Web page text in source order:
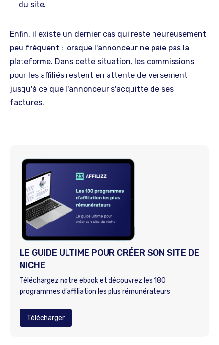
du site.
Enfin, il existe un dernier cas qui reste heureusement
peu fréquent : lorsque l'annonceur ne paie pas la
plateforme. Dans cette situation, les commissions
pour les affiliés restent en attente de versement
jusqu'à ce que l'annonceur s'acquitte de ses
factures.
LE GUIDE ULTIME POUR CRÉER SON SITE DE
NICHE
Téléchargez notre ebook et découvrez les 180
programmes d'affiliation les plus rémunérateurs
Télécharger